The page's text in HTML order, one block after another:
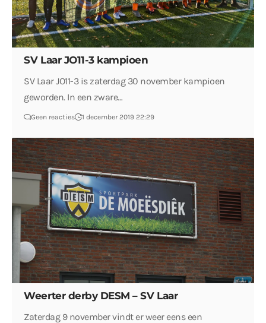
SV Laar JO11-3 kampioen
SV Laar JO11-3 is zaterdag 30 november kampioen
geworden. In een zware…
Geen reacties 1 december 2019 22:29
Weerter derby DESM – SV Laar
Zaterdag 9 november vindt er weer eens een